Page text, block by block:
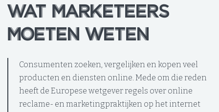
WAT MARKETEERS
MOETEN WETEN
WAT MARKETEERS
MOETEN WETEN
Consumenten zoeken, vergelijken en kopen veel
producten en diensten online. Mede om die reden
heeft de Europese wetgever regels over online
reclame- en marketingpraktijken op het internet